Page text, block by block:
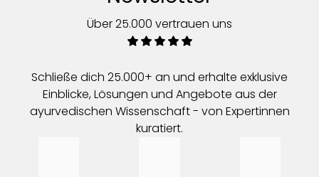
Über 25.000 vertrauen uns
Schließe dich 25.000+ an und erhalte exklusive
Einblicke, Lösungen und Angebote aus der
ayurvedischen Wissenschaft - von Expertinnen
kuratiert.